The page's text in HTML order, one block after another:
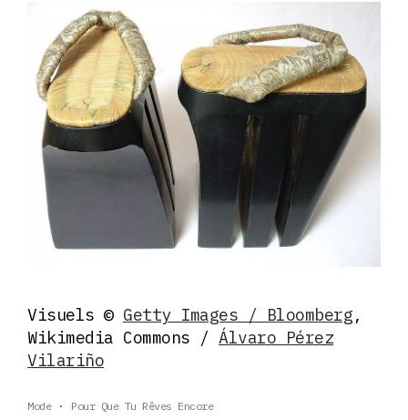
Visuels © Getty Images / Bloomberg,
Wikimedia Commons / Álvaro Pérez
Vilariño
Mode Pour Que Tu Rêves Encore